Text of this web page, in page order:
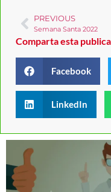
PREVIOUS
Semana Santa 2022
Comparta esta
Facebook
LinkedIn